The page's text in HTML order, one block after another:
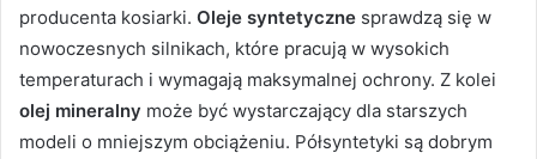
producenta kosiarki. Oleje syntetyczne sprawdzą się w
nowoczesnych silnikach, które pracują w wysokich
temperaturach i wymagają maksymalnej ochrony. Z kolei
olej mineralny może być wystarczający dla starszych
modeli o mniejszym obciążeniu. Półsyntetyki są dobrym